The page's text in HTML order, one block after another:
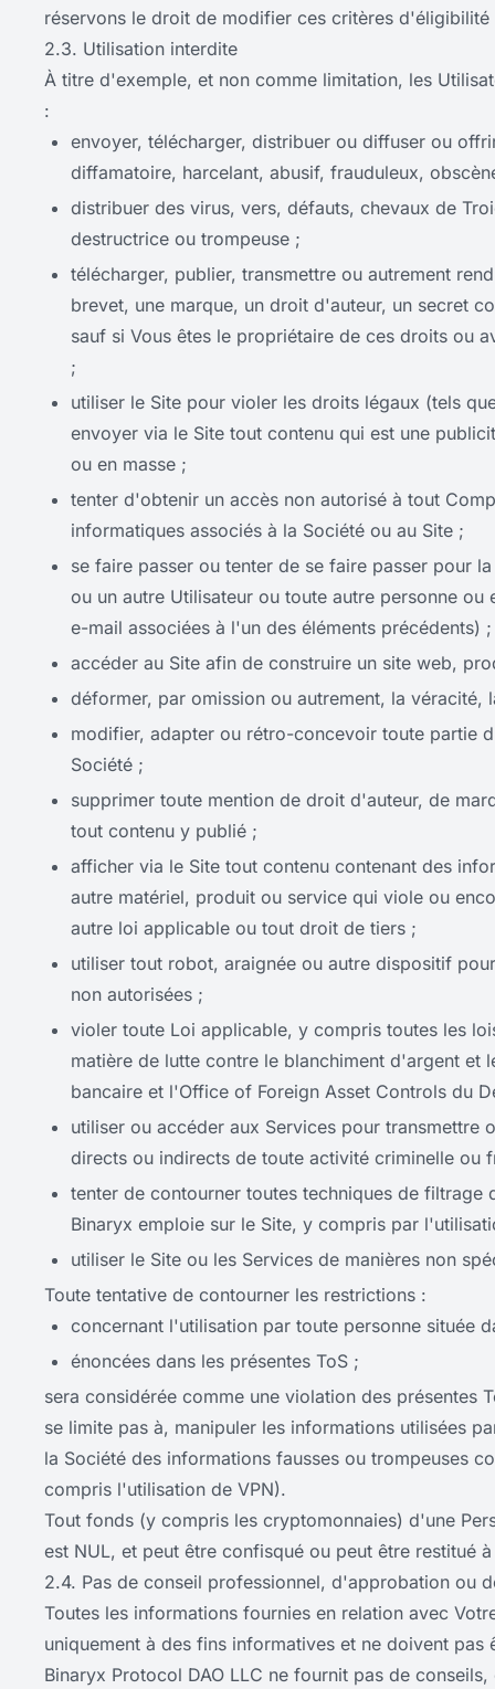
réservons le droit de modifier ces critères d'éligibilité
2.3. Utilisation interdite
À titre d'exemple, et non comme limitation, les
:
envoyer, télécharger, distribuer ou diffuser ou
diffamatoire, harcelant, abusif, frauduleux,
distribuer des virus, vers, défauts, chevaux de
destructrice ou trompeuse ;
télécharger, publier, transmettre ou autrement
brevet, une marque, un droit d'auteur, un secret
sauf si Vous êtes le propriétaire de ces droits ou
;
utiliser le Site pour violer les droits légaux (tels
envoyer via le Site tout contenu qui est une
ou en masse ;
tenter d'obtenir un accès non autorisé à tout
informatiques associés à la Société ou au Site ;
se faire passer ou tenter de se faire passer pour
ou un autre Utilisateur ou toute autre personne
e-mail associées à l'un des éléments précédents) ;
accéder au Site afin de construire un site web,
déformer, par omission ou autrement, la
modifier, adapter ou rétro-concevoir toute partie
Société ;
supprimer toute mention de droit d'auteur, de
tout contenu y publié ;
afficher via le Site tout contenu contenant des
autre matériel, produit ou service qui viole ou
autre loi applicable ou tout droit de tiers ;
utiliser tout robot, araignée ou autre dispositif
non autorisées ;
violer toute Loi applicable, y compris toutes les
matière de lutte contre le blanchiment d'argent et
bancaire et l'Office of Foreign Asset Controls du
utiliser ou accéder aux Services pour transmettre
directs ou indirects de toute activité criminelle ou
tenter de contourner toutes techniques de
Binaryx emploie sur le Site, y compris par
utiliser le Site ou les Services de manières non
Toute tentative de contourner les restrictions :
concernant l'utilisation par toute personne située
énoncées dans les présentes ToS ;
sera considérée comme une violation des présentes
se limite pas à, manipuler les informations utilisées
la Société des informations fausses ou trompeuses
compris l'utilisation de VPN).
Tout fonds (y compris les cryptomonnaies) d'une
est NUL, et peut être confisqué ou peut être restitué
2.4. Pas de conseil professionnel, d'approbation ou
Toutes les informations fournies en relation avec
uniquement à des fins informatives et ne doivent
Binaryx Protocol DAO LLC ne fournit pas de